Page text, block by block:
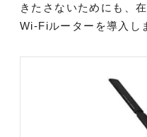
きたさないためにも、
Wi-Fiルーターを導入し